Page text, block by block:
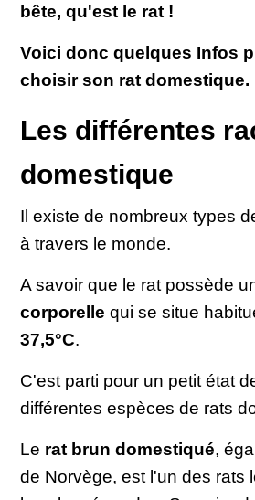
bête, qu'est le rat !
Voici donc quelques Infos
choisir son rat domestique.
Les différentes
domestique
Il existe de nombreux types
à travers le monde.
A savoir que le rat possède
corporelle qui se situe
37,5°C.
C'est parti pour un petit état
différentes espèces de rats
Le rat brun domestiqué,
de Norvège, est l'un des rats